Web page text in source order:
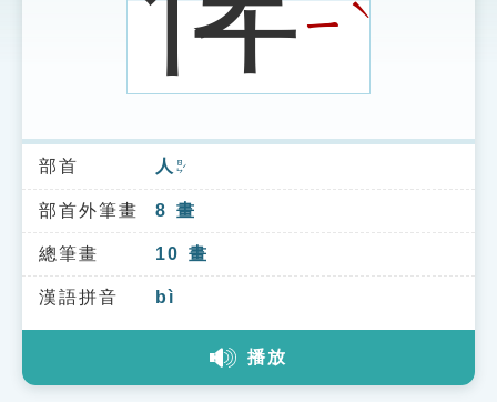
索引選單
知識索引
單字索引
生命大百科索引
ㄧˋ
部首 人 ㄖㄣˊ
部首外筆畫 8 畫
總筆畫 10 畫
漢語拼音 bì
播放